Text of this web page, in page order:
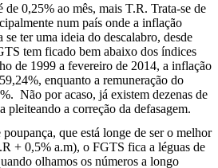
0,25% ao mês, mais T.R. Trata-se de
num país onde a inflação
ter uma ideia do descalabro, desde
tem ficado bem abaixo dos índices
de 1999 a fevereiro de 2014, a inflação
enquanto a remuneração do
Não por acaso, já existem dezenas de
pleiteando a correção da defasagem.
que está longe de ser o melhor
+ 0,5% a.m), o FGTS fica a léguas de
olhamos os números a longo